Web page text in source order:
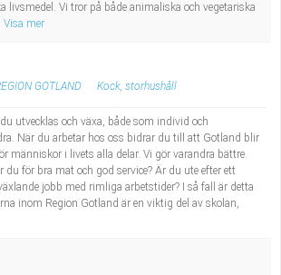
livsmedel. Vi tror på både animaliska och vegetariska
Visa mer
GOTLAND Kock, storhushåll
du utvecklas och växa, både som individ och
När du arbetar hos oss bidrar du till att Gotland blir
människor i livets alla delar. Vi gör varandra bättre.
du för bra mat och god service? Är du ute efter ett
jobb med rimliga arbetstider? I så fall är detta
inom Region Gotland är en viktig del av skolan,